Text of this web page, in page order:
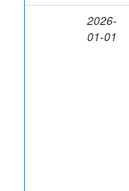
2026-
01-01